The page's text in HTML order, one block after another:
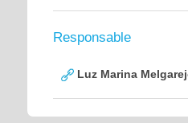
Responsable
Luz Marina